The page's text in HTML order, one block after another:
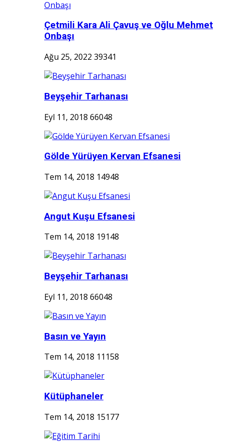
Çetmili Kara Ali Çavuş ve Oğlu Mehmet
Onbaşı
Ağu 25, 2022 39341
Beyşehir Tarhanası
Eyl 11, 2018 66048
Gölde Yürüyen Kervan Efsanesi
Tem 14, 2018 14948
Angut Kuşu Efsanesi
Tem 14, 2018 19148
Beyşehir Tarhanası
Eyl 11, 2018 66048
Basın ve Yayın
Tem 14, 2018 11158
Kütüphaneler
Tem 14, 2018 15177